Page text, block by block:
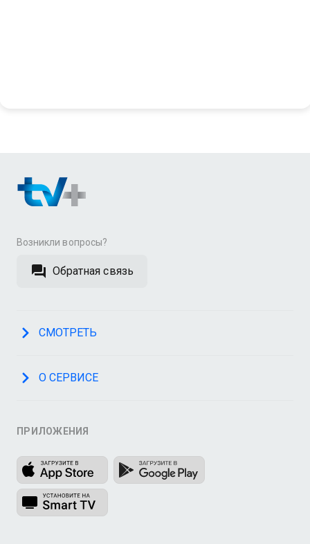
Возникли вопросы?
Обратная связь
СМОТРЕТЬ
О СЕРВИСЕ
ПРИЛОЖЕНИЯ